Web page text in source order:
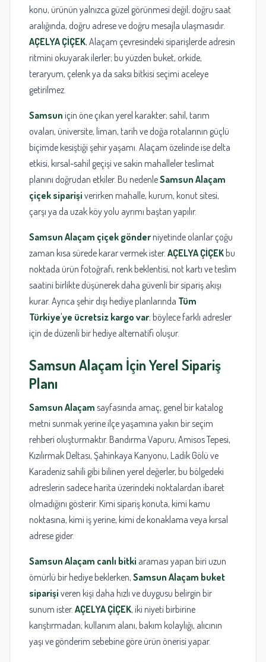
konu, ürünün yalnızca güzel görünmesi değil; doğru saat
aralığında, doğru adrese ve doğru mesajla ulaşmasıdır.
AÇELYA ÇİÇEK, Alaçam çevresindeki siparişlerde adresin
ritmini okuyarak ilerler; bu yüzden buket, orkide,
teraryum, çelenk ya da saksı bitkisi seçimi aceleye
getirilmez.
Samsun için öne çıkan yerel karakter; sahil, tarım
ovaları, üniversite, liman, tarih ve doğa rotalarının güçlü
biçimde kesiştiği şehir yaşamı. Alaçam özelinde ise delta
etkisi, kırsal-sahil geçişi ve sakin mahalleler teslimat
planını doğrudan etkiler. Bu nedenleSamsun Alaçam
çiçek siparişi verirken mahalle, kurum, konut sitesi,
çarşı ya da uzak köy yolu ayrımı baştan yapılır.
Samsun Alaçam çiçek gönder niyetinde olanlar çoğu
zaman kısa sürede karar vermek ister. AÇELYA ÇİÇEK bu
noktada ürün fotoğrafı, renk beklentisi, not kartı ve teslim
saatini birlikte düşünerek daha güvenli bir sipariş akışı
kurar. Ayrıca şehir dışı hediye planlarında Tüm
Türkiye'ye ücretsiz kargo var; böylece farklı adresler
için de düzenli bir hediye alternatifi oluşur.
Samsun Alaçam İçin Yerel Sipariş
Planı
Samsun Alaçam sayfasında amaç, genel bir katalog
metni sunmak yerine ilçe yaşamına yakın bir seçim
rehberi oluşturmaktır. Bandırma Vapuru, Amisos Tepesi,
Kızılırmak Deltası, Şahinkaya Kanyonu, Ladik Gölü ve
Karadeniz sahili gibi bilinen yerel değerler, bu bölgedeki
adreslerin sadece harita üzerindeki noktalardan ibaret
olmadığını gösterir. Kimi sipariş konuta, kimi kamu
noktasına, kimi iş yerine, kimi de konaklama veya kırsal
adrese gider.
Samsun Alaçam canlı bitki araması yapan biri uzun
ömürlü bir hediye beklerken, Samsun Alaçam buket
siparişi veren kişi daha hızlı ve duygusu belirgin bir
sunum ister. AÇELYA ÇİÇEK, iki niyeti birbirine
karıştırmadan; kullanım alanı, bakım kolaylığı, alıcının
yaşı ve gönderim sebebine göre ürün önerisi yapar.